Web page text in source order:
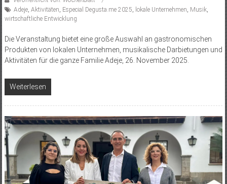
Adeje, Aktivitäten Especial Degusta.me 2025 lokale Unternehmen Musik,
wirtschaftliche Entwicklung
Die Veranstaltung bietet eine große Auswahl an gastronomischen
Produkten von lokalen Unternehmen, musikalische Darbietungen und
Aktivitäten für die ganze Familie Adeje, 26. November 2025.
Weiterlesen